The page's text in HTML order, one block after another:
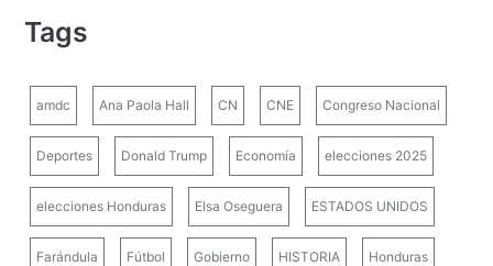
Tags
amdc Ana Paola Hall CN CNE Congreso Nacional
Deportes Donald Trump Economía elecciones 2025
elecciones Honduras Elsa Oseguera ESTADOS UNIDOS
Farándula Fútbol Gobierno HISTORIA Honduras